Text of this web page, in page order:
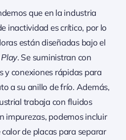
que en la industria
inactividad es crítico, por lo
están diseñadas bajo el
. Se suministran con
y conexiones rápidas para
a su anillo de frío. Además,
trabaja con fluidos
impurezas, podemos incluir
de placas para separar